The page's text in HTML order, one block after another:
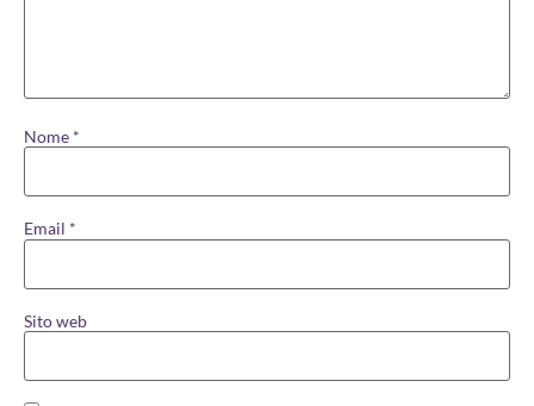
Nome *
Email *
Sito web